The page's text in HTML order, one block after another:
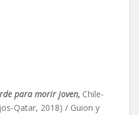
para morir joven, Chile-
Qatar, 2018) / Guion y